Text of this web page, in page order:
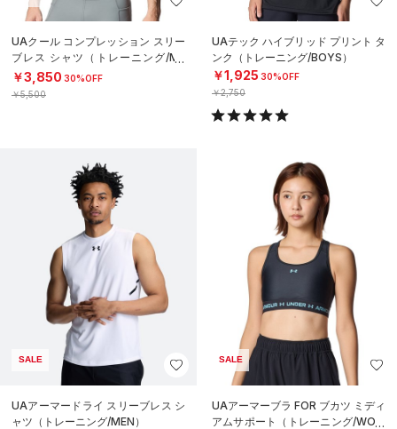
UAクール コンプレッション スリー
ブレス シャツ（トレーニング/ME
N）
￥3,850 30%OFF
￥5,500
UAテック ハイブリッド プリント タ
ンク（トレーニング/BOYS）
￥1,925 30%OFF
￥2,750
SALE
UAアーマードライ スリーブレス シ
ャツ（トレーニング/MEN）
SALE
UAアーマーブラ FOR ブカツ ミディ
アムサポート（トレーニング/WOM